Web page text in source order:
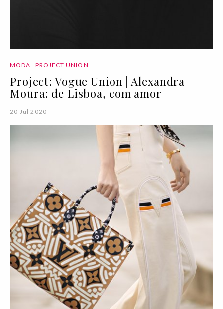
MODA PROJECT UNION
Project: Vogue Union | Alexandra
Moura: de Lisboa, com amor
20 Jul 2020